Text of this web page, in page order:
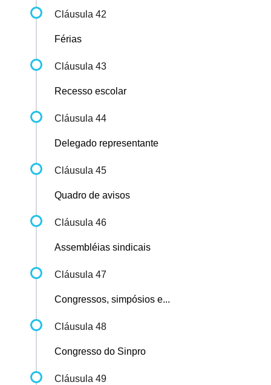
Cláusula 42
Férias
Cláusula 43
Recesso escolar
Cláusula 44
Delegado representante
Cláusula 45
Quadro de avisos
Cláusula 46
Assembléias sindicais
Cláusula 47
Congressos, simpósios e...
Cláusula 48
Congresso do Sinpro
Cláusula 49